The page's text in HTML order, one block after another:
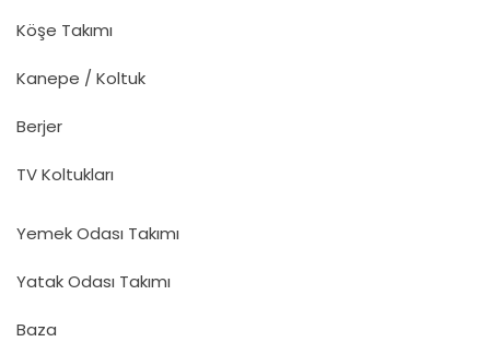
Köşe Takımı
Kanepe / Koltuk
Berjer
TV Koltukları
Yemek Odası Takımı
Yatak Odası Takımı
Baza